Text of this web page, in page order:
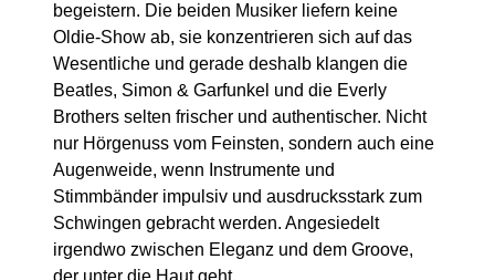
begeistern. Die beiden Musiker liefern keine
Oldie-Show ab, sie konzentrieren sich auf das
Wesentliche und gerade deshalb klangen die
Beatles, Simon & Garfunkel und die Everly
Brothers selten frischer und authentischer. Nicht
nur Hörgenuss vom Feinsten, sondern auch eine
Augenweide, wenn Instrumente und
Stimmbänder impulsiv und ausdrucksstark zum
Schwingen gebracht werden. Angesiedelt
irgendwo zwischen Eleganz und dem Groove,
der unter die Haut geht.